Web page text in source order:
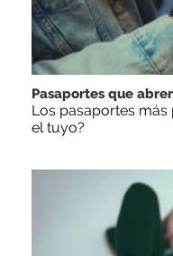
Pasaportes que
Los pasaportes
el tuyo?